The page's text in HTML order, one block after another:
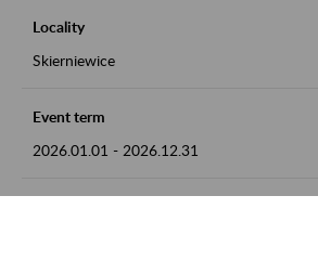
Locality
Skierniewice
Event term
2026.01.01 - 2026.12.31